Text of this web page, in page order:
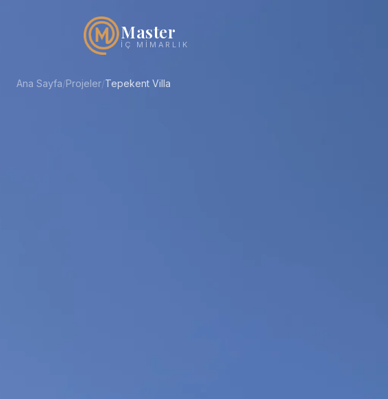
Master
İÇ MIMARLIK
Ana Sayfa/Projeler/Tepekent Villa